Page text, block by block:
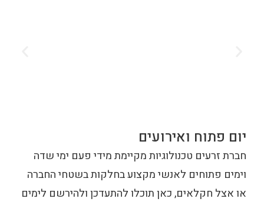
יום פתוח ואירועים
חברת זרעים טכנולוגיות מקיימת מידי פעם ימי שדה
וימים פתוחים לאנשי מקצוע בחלקות בשטחי החברה
או אצל חקלאים, כאן תוכלו להתעדכן ולהירשם לימים